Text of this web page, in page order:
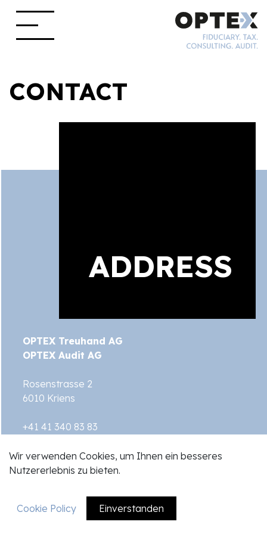
CONTACT
ADDRESS
OPTEX Treuhand AG
OPTEX Audit AG
Rosenstrasse 2
6010 Kriens
+41 41 340 83 83
info@optexag.ch
optexag.ch
Wir verwenden Cookies, um Ihnen ein besseres
Nutzererlebnis zu bieten.
Cookie Policy Einverstanden